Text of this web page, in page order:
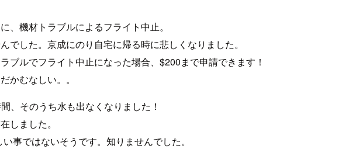
、機材トラブルによるフライト中止。
でした。京成にのり自宅に帰る時に悲しくなりました。
ブルでフライト中止になった場合、$200まで申請できます！
かむなしい。。
、そのうち水も出なくなりました！
しました。
事ではないそうです。知りませんでした。